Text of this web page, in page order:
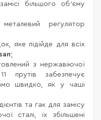
більшого об'єму
регулятор
яке підійде для всіх
;
з нержавіючої
прутів забезпечує
швидко, як у чаші
та гак для замісу
сталі, їх збільшені